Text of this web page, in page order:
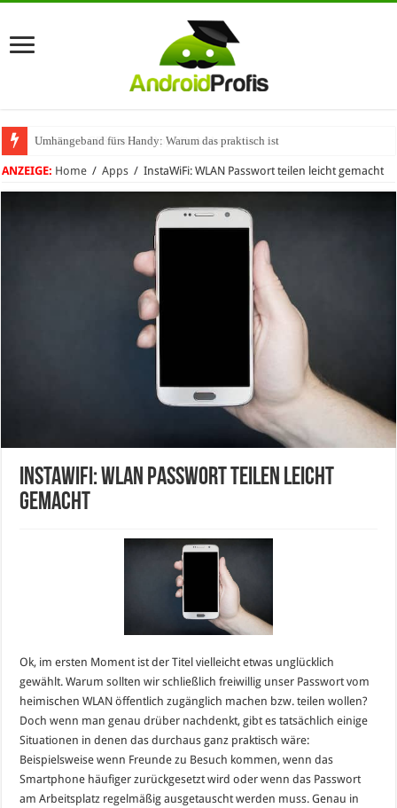
Umhängeband fürs Handy: Warum das praktisch ist
ANZEIGE: Home / Apps / InstaWiFi: WLAN Passwort teilen leicht gemacht
InstaWiFi: WLAN Passwort teilen leicht
gemacht
Ok, im ersten Moment ist der Titel vielleicht etwas unglücklich
gewählt. Warum sollten wir schließlich freiwillig unser Passwort vom
heimischen WLAN öffentlich zugänglich machen bzw. teilen wollen?
Doch wenn man genau drüber nachdenkt, gibt es tatsächlich einige
Situationen in denen das durchaus ganz praktisch wäre:
Beispielsweise wenn Freunde zu Besuch kommen, wenn das
Smartphone häufiger zurückgesetzt wird oder wenn das Passwort
am Arbeitsplatz regelmäßig ausgetauscht werden muss. Genau in